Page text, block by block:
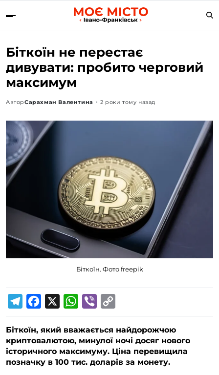
Біткоїн не перестає
дивувати: пробито черговий
максимум
АвторСарахман Валентина 2 роки тому назад
Біткоїн. Фото freepik
e
l
e
g
a
c
e
b
W
h
a
t
s
i
b
e
r
o
p
y
L
Біткоїн, який вважається найдорожчою
криптовалютою, минулої ночі досяг нового
історичного максимуму. Ціна перевищила
позначку в 100 тис. доларів за монету.